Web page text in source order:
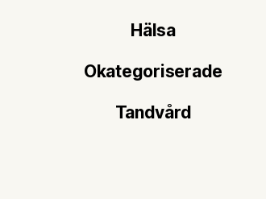
Hälsa
Okategoriserade
Tandvård